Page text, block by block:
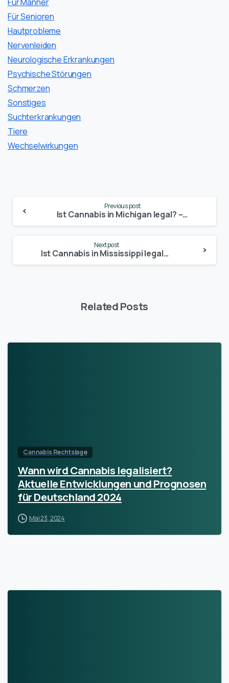
Für Senioren
Hautprobleme
Nervenleiden
Neurologische Erkrankungen
Psychische Störungen
Schmerzen
Sonstiges
Suchterkrankungen
Tiere
Wechselwirkungen
Reading
Previous post
Ist Cannabis in Michigan legal? – Update 2024
Next post
Ist Cannabis in Mississippi legal? – Update 2024
Related Posts
Cannabis Rechtslage
Wann wird Cannabis legalisiert?
Aktuelle Entwicklungen und Prognosen
für Deutschland 2024
Mai 23, 2024